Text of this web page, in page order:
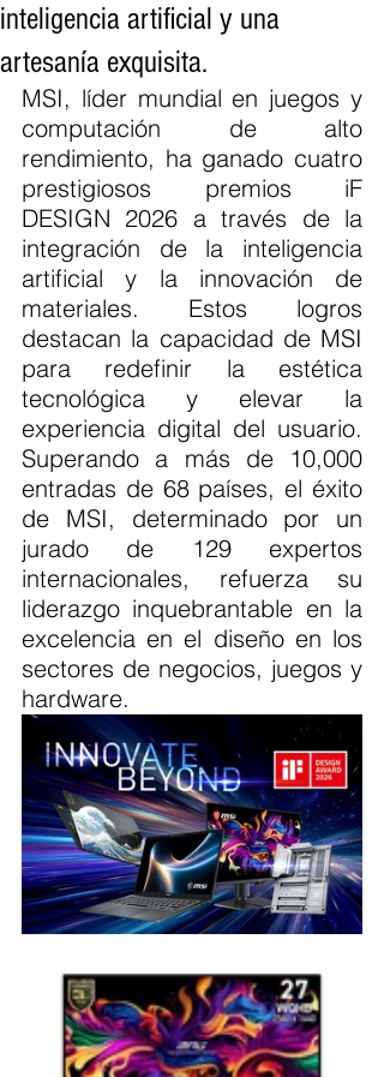
inteligencia artificial y una
artesanía exquisita.
MSI, líder mundial en juegos y
computación de alto
rendimiento, ha ganado cuatro
prestigiosos premios iF
DESIGN 2026 a través de la
integración de la inteligencia
artificial y la innovación de
materiales. Estos logros
destacan la capacidad de MSI
para redefinir la estética
tecnológica y elevar la
experiencia digital del usuario.
Superando a más de 10,000
entradas de 68 países, el éxito
de MSI, determinado por un
jurado de 129 expertos
internacionales, refuerza su
liderazgo inquebrantable en la
excelencia en el diseño en los
sectores de negocios, juegos y
hardware.